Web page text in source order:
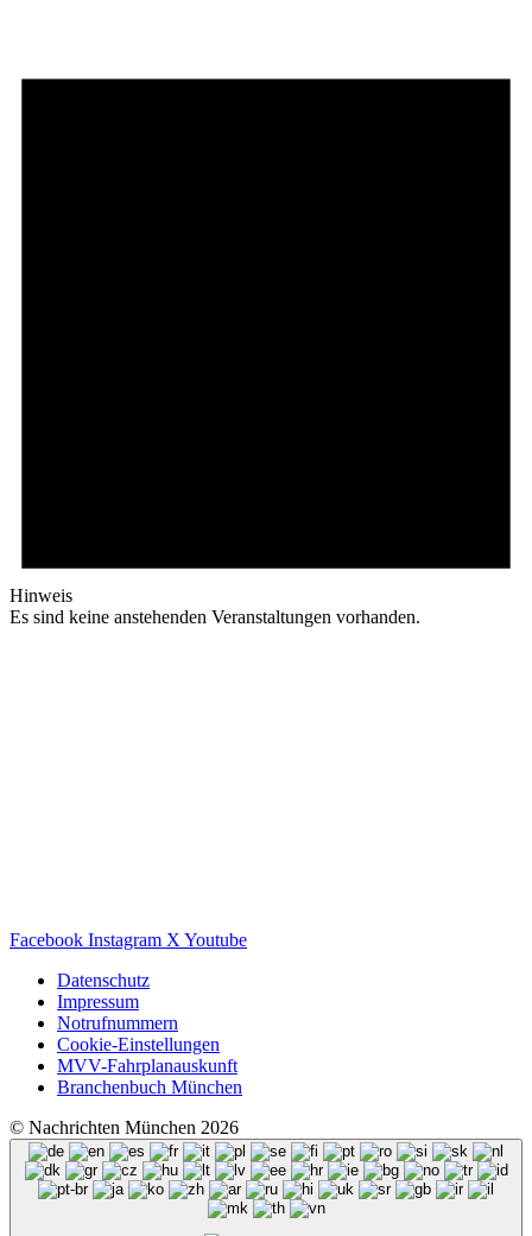
Hinweis
Es sind keine anstehenden Veranstaltungen vorhanden.
Facebook Instagram X Youtube
Datenschutz
Impressum
Notrufnummern
Cookie-Einstellungen
MVV-Fahrplanauskunft
Branchenbuch München
© Nachrichten München 2026